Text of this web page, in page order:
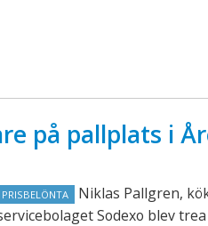
på pallplats i
PRISBELÖNTA
Niklas Pallgren,
Sodexo blev